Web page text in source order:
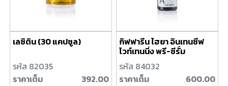
เลซิติน (30 แคปซูล)
รหัส 82035
ราคาเต็ม
392.00
กิฟฟารีน ไฮยา อินเทนซีฟ
ไวท์เทนนิ่ง พรี-ซีรั่ม
รหัส 84032
ราคาเต็ม
600.00